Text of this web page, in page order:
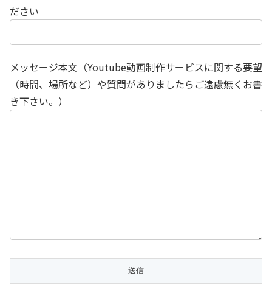
ださい
メッセージ本文（Youtube動画制作サービスに関する要望
（時間、場所など）や質問がありましたらご遠慮無くお書
き下さい。）